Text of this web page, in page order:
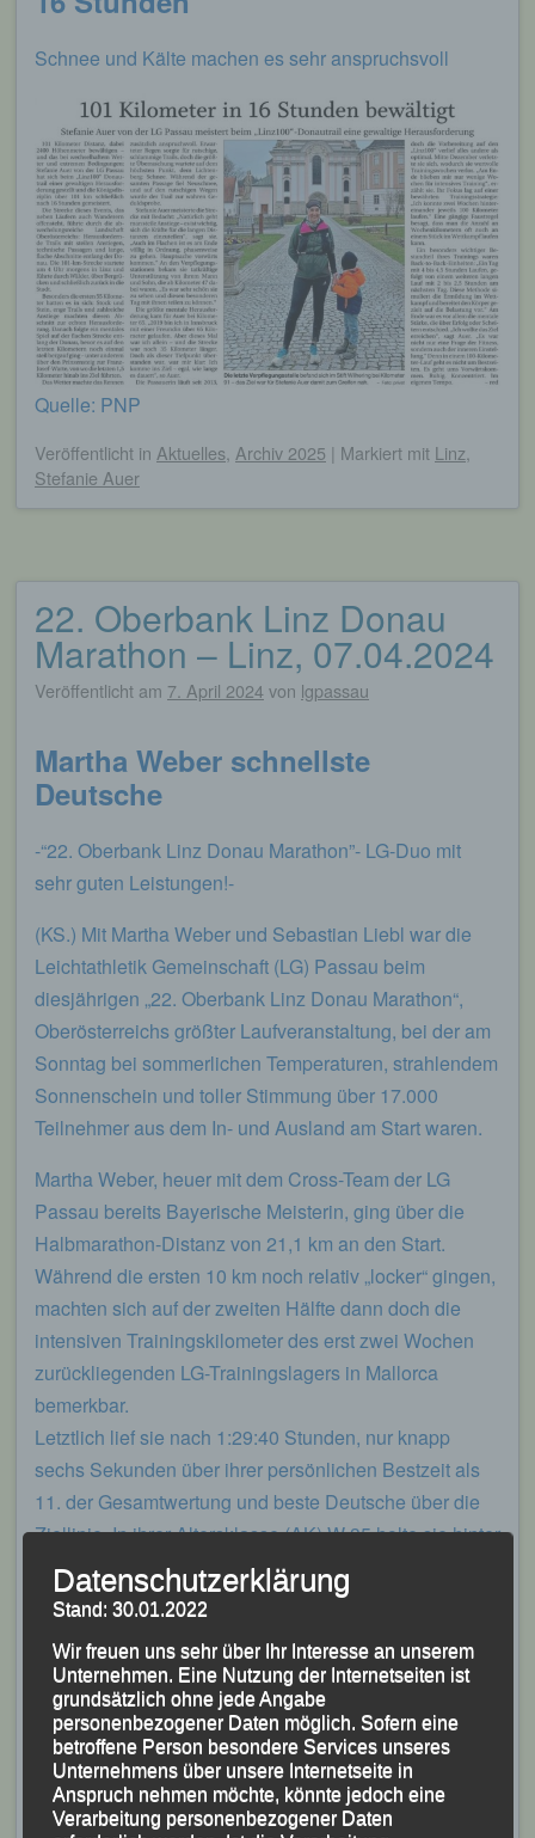
Schnee und Kälte machen es sehr anspruchsvoll
Quelle: PNP
Veröffentlicht in Aktuelles Archiv 2025 | Markiert mit Linz
Stefanie Auer
22. Oberbank Linz Donau
Marathon – Linz, 07.04.2024
Veröffentlicht am 7. April 2024 von lgpassau
Martha Weber schnellste
Deutsche
-“22. Oberbank Linz Donau Marathon”- LG-Duo mit
sehr guten Leistungen!-
(KS.) Mit Martha Weber und Sebastian Liebl war die
Leichtathletik Gemeinschaft (LG) Passau beim
diesjährigen „22. Oberbank Linz Donau Marathon“,
Oberösterreichs größter Laufveranstaltung, bei der am
Sonntag bei sommerlichen Temperaturen, strahlendem
Sonnenschein und toller Stimmung über 17.000
Teilnehmer aus dem In- und Ausland am Start waren.
Martha Weber, heuer mit dem Cross-Team der LG
Passau bereits Bayerische Meisterin, ging über die
Halbmarathon-Distanz von 21,1 km an den Start.
Während die ersten 10 km noch relativ „locker“ gingen,
machten sich auf der zweiten Hälfte dann doch die
intensiven Trainingskilometer des erst zwei Wochen
zurückliegenden LG-Trainingslagers in Mallorca
bemerkbar.
Letztlich lief sie nach 1:29:40 Stunden, nur knapp
sechs Sekunden über ihrer persönlichen Bestzeit als
11. der Gesamtwertung und beste Deutsche über die
Ziellinie. In ihrer Altersklasse (AK) W 35 holte sie hinter
der Österreicherin Veronika Mutsch Platz Zwei und die
Silbermedaille.
Datenschutzerklärung
Stand: 30.01.2022
Wir freuen uns sehr über Ihr Interesse an unserem
Unternehmen. Eine Nutzung der Internetseiten ist
grundsätzlich ohne jede Angabe
personenbezogener Daten möglich. Sofern eine
betroffene Person besondere Services unseres
Unternehmens über unsere Internetseite in
Anspruch nehmen möchte, könnte jedoch eine
Verarbeitung personenbezogener Daten